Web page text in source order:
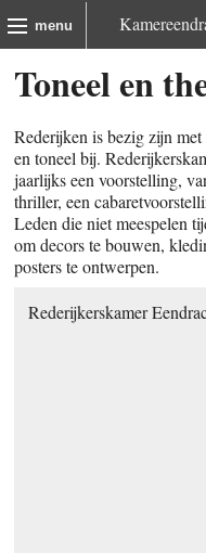
menu
Toneel en
Rederijken is bezig zijn
en toneel bij.
jaarlijks een voorstelling,
thriller, een
Leden die niet meespelen
om decors te bouwen,
posters te ontwerpen.
Rederijkerskamer